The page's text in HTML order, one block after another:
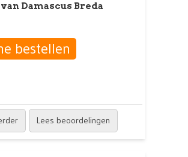
Damascus Breda
bestellen
Lees beoordelingen